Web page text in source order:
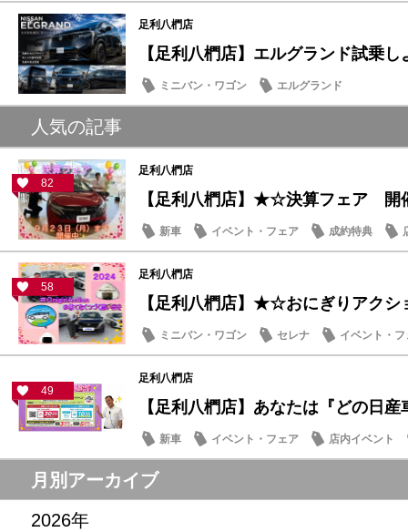
足利八椚店
【足利八椚店】エルグランド試乗
ミニバン・ワゴン エルグランド
人気の記事
82
足利八椚店
【足利八椚店】★☆決算フェア
新車 イベント・フェア 成約特典
58
足利八椚店
【足利八椚店】★☆おにぎりアク
ミニバン・ワゴン セレナ イベント・フ
49
足利八椚店
【足利八椚店】あなたは『どの日
新車 イベント・フェア 店内イベント
月別アーカイブ
2026年